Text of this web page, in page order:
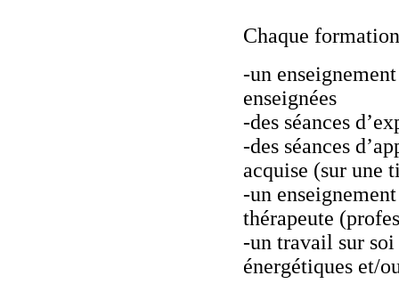
Chaque
-un
enseignées
-des séances
-des séances
acquise (sur une
-un
thérapeute
-un travail sur soi
énergétiques et/